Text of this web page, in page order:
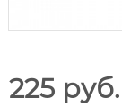
225 руб.